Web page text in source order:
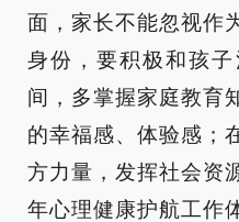
面，家长不能忽视作
身份，要积极和孩
间，多掌握家庭教育
的幸福感、体验感；
方力量，发挥社会资
年心理健康护航工作